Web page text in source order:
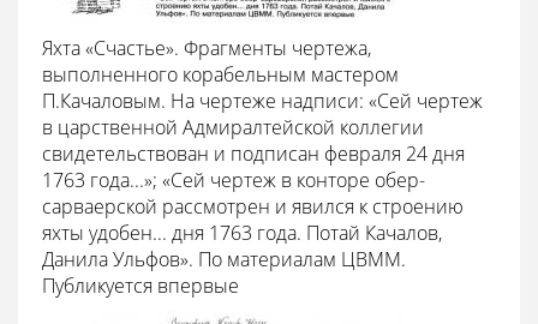
Яхта «Счастье». Фрагменты чертежа,
выполненного корабельным мастером
П.Качаловым. На чертеже надписи: «Сей чертеж
в царственной Адмиралтейской коллегии
свидетельствован и подписан февраля 24 дня
1763 года...»; «Сей чертеж в конторе обер-
сарваерской рассмотрен и явился к строению
яхты удобен... дня 1763 года. Потай Качалов,
Данила Ульфов». По материалам ЦВММ.
Публикуется впервые